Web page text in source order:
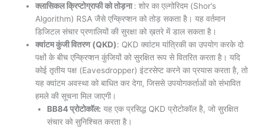
क्लासिकल क्रिप्टोग्राफी को तोड़ना: शोर का एल्गोरिदम (Shor’s
Algorithm) RSA जैसे एन्क्रिप्शन को तोड़ सकता है। यह वर्तमान
डिजिटल संचार प्रणालियों की सुरक्षा को ख़तरे में डाल सकता है।
क्वांटम कुंजी वितरण (QKD): QKD क्वांटम यांत्रिकी का उपयोग करके दो
पक्षों के बीच एन्क्रिप्शन कुंजियों को सुरक्षित रूप से वितरित करता है। यदि
कोई तृतीय पक्ष (Eavesdropper) इंटरसेप्ट करने का प्रयास करता है, तो
यह क्वांटम अवस्था को बाधित कर देगा, जिससे उपयोगकर्ताओं को संभावित
हमले की सूचना मिल जाएगी।
BB84 प्रोटोकॉल: यह एक प्रसिद्ध QKD प्रोटोकॉल है, जो सुरक्षित
संचार को सुनिश्चित करता है।